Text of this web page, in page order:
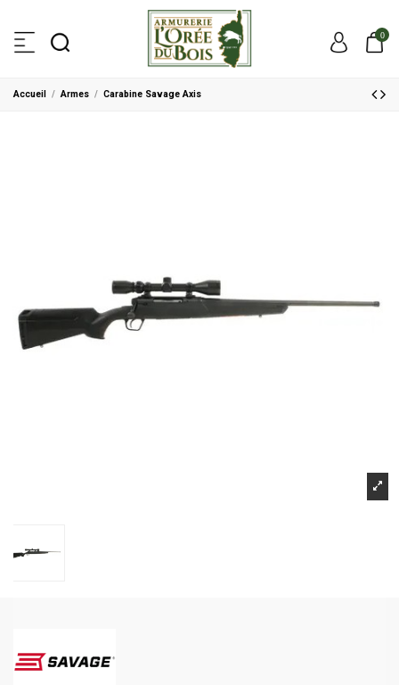
0
Accueil Armes Carabine Savage Axis